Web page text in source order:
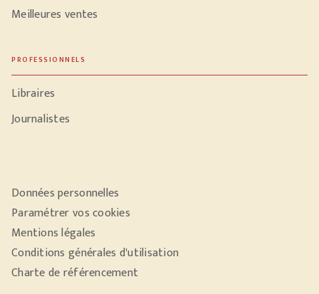
Meilleures ventes
PROFESSIONNELS
Libraires
Journalistes
Données personnelles
Paramétrer vos cookies
Mentions légales
Conditions générales d'utilisation
Charte de référencement